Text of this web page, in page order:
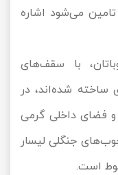
می‌شود اشاره
با سقف‌های
ساخته‌ شده‌اند، در
و فضای داخلی گرمی
جنگلی لیسار
است.